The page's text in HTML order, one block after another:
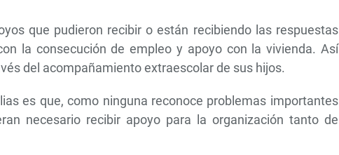
que pudieron recibir o están recibiendo las respuestas
la consecución de empleo y apoyo con la vivienda. Así
del acompañamiento extraescolar de sus hijos.
es que, como ninguna reconoce problemas importantes
necesario recibir apoyo para la organización tanto de